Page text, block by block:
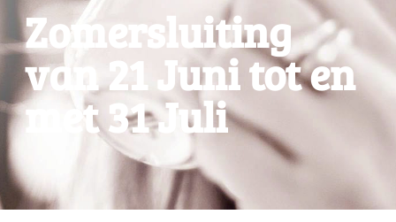
Zomersluiting
van 21 Juni tot en
met 31 Juli